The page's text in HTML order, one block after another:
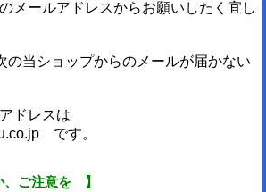
メールアドレスからお願いしたく宜し
の当ショップからのメールが届かない
ドレスは
です。
、ご注意を 】